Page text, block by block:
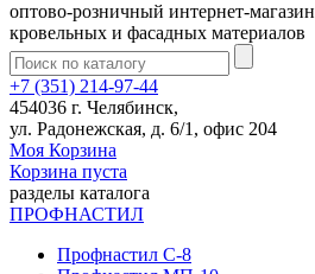
оптово-розничный интернет-магазин
кровельных и фасадных материалов
+7 (351) 214-97-44
454036 г. Челябинск,
ул. Радонежская, д. 6/1, офис 204
Моя Корзина
Корзина пуста
разделы каталога
ПРОФНАСТИЛ
Профнастил С-8